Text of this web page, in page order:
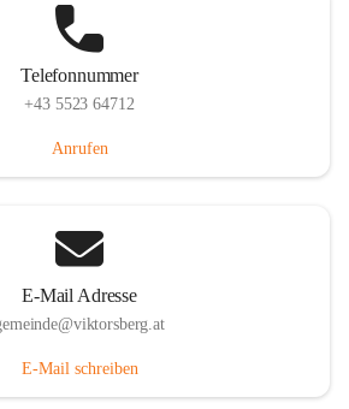
Telefonnummer
+43 5523 64712
Anrufen
E-Mail Adresse
E-Mail schreiben